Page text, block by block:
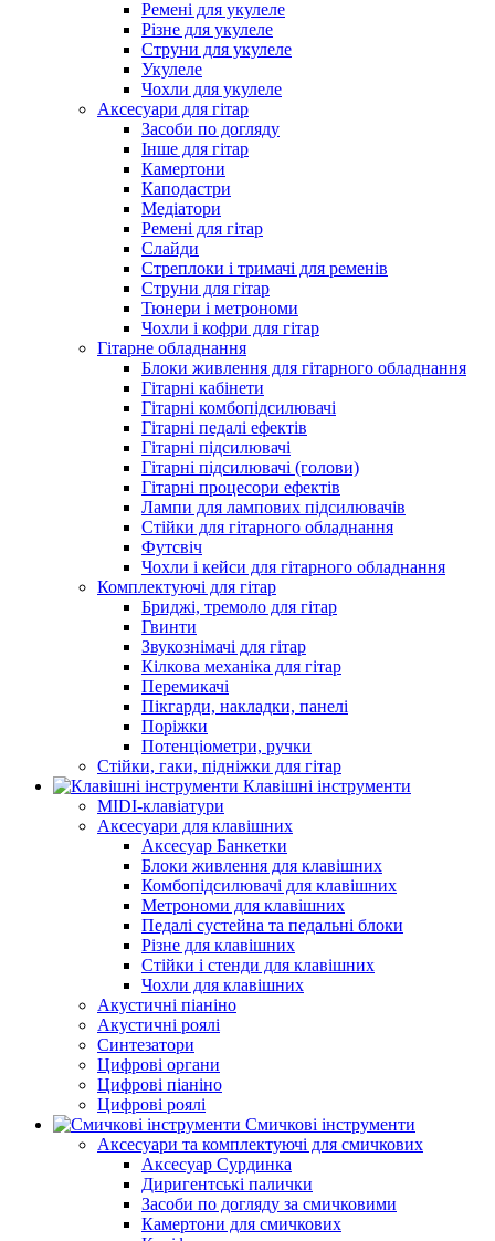
Ремені для укулеле
Різне для укулеле
Струни для укулеле
Укулеле
Чохли для укулеле
Аксесуари для гітар
Засоби по догляду
Інше для гітар
Камертони
Каподастри
Медіатори
Ремені для гітар
Слайди
Стреплоки і тримачі для ременів
Струни для гітар
Тюнери і метрономи
Чохли і кофри для гітар
Гітарне обладнання
Блоки живлення для гітарного обладнання
Гітарні кабінети
Гітарні комбопідсилювачі
Гітарні педалі ефектів
Гітарні підсилювачі
Гітарні підсилювачі (голови)
Гітарні процесори ефектів
Лампи для лампових підсилювачів
Стійки для гітарного обладнання
Футсвіч
Чохли і кейси для гітарного обладнання
Комплектуючі для гітар
Бриджі, тремоло для гітар
Гвинти
Звукознімачі для гітар
Кілкова механіка для гітар
Перемикачі
Пікгарди, накладки, панелі
Поріжки
Потенціометри, ручки
Стійки, гаки, підніжки для гітар
Клавішні інструменти
MIDI-клавіатури
Аксесуари для клавішних
Аксесуар Банкетки
Блоки живлення для клавішних
Комбопідсилювачі для клавішних
Метрономи для клавішних
Педалі сустейна та педальні блоки
Різне для клавішних
Стійки і стенди для клавішних
Чохли для клавішних
Акустичні піаніно
Акустичні роялі
Синтезатори
Цифрові органи
Цифрові піаніно
Цифрові роялі
Смичкові інструменти
Аксесуари та комплектуючі для смичкових
Аксесуар Сурдинка
Диригентські палички
Засоби по догляду за смичковими
Камертони для смичкових